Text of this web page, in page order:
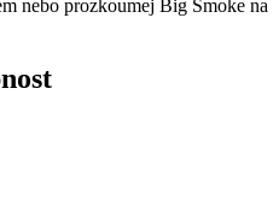
nebo prozkoumej Big Smoke na